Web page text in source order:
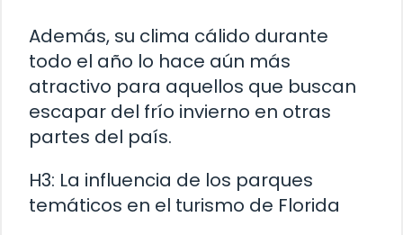
Además, su clima cálido durante
todo el año lo hace aún más
atractivo para aquellos que buscan
escapar del frío invierno en otras
partes del país.
H3: La influencia de los parques
temáticos en el turismo de Florida